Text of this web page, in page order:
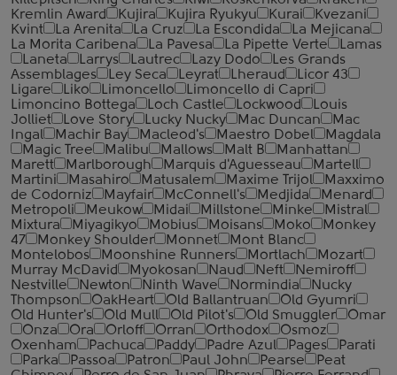
Kremlin Award
Kujira Kujira Ryukyu Kurai
Kvezani
Kvint
La Arenita La Cruz La Escondida
La Mejicana
La Morita Caribena
La Pavesa La Pipette Verte
Lamas
Laneta
Larrys Lautrec Lazy Dodo
Les Grands
Assemblages
Ley Seca Leyrat Lheraud
Licor 43
Ligare
Liko Limoncello
Limoncello di Capri
Limoncino Bottega
Loch Castle Lockwood
Louis
Jolliet
Love Story Lucky Nucky Mac Duncan
Mac
Ingal
Machir Bay Macleod's Maestro Dobel
Magdala
Magic Tree
Malibu Mallows Malt B
Manhattan
Marett
Marlborough Marquis d'Aguesseau
Martell
Martini
Masahiro Matusalem Maxime Trijol
Maxximo
de Codorniz
Mayfair McConnell's Medjida
Menard
Metropoli
Meukow Midai Millstone Minke
Mistral
Mixtura
Miyagikyo Mobius Moisans Moko
Monkey
47
Monkey Shoulder Monnet
Mont Blanc
Montelobos
Moonshine Runners Mortlach
Mozart
Murray McDavid
Myokosan Naud Neft
Nemiroff
Nestville
Newton Ninth Wave Normindia
Nucky
Thompson
OakHeart Old Ballantruan
Old Gyumri
Old Hunter's
Old Mull Old Pilot's Old Smuggler
Omar
Onza
Ora Orloff Orran Orthodox
Osmoz
Oxenham
Pachuca Paddy Padre Azul Pages
Parati
Parka
Passoa Patron Paul John Pearse
Peat